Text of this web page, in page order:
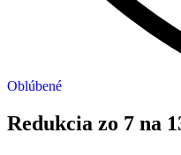
Oblúbené
Redukcia zo 7 na